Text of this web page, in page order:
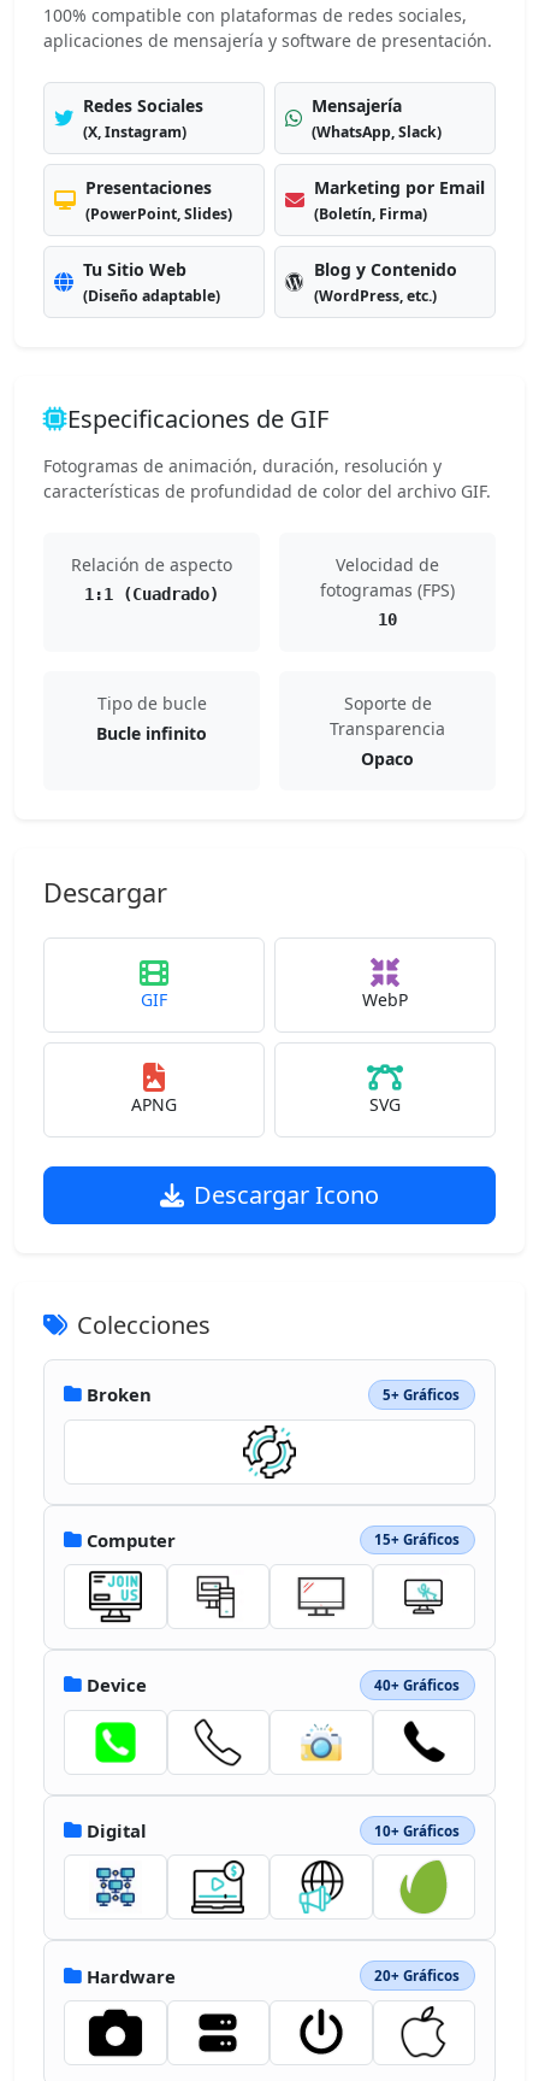
100% compatible con plataformas de redes sociales,
aplicaciones de mensajería y software de presentación.
Redes Sociales
(X, Instagram)
Mensajería
(WhatsApp, Slack)
Presentaciones
(PowerPoint, Slides)
Marketing por Email
(Boletín, Firma)
Tu Sitio Web
(Diseño adaptable)
Blog y Contenido
(WordPress, etc.)
Especificaciones de GIF
Fotogramas de animación, duración, resolución y
características de profundidad de color del archivo GIF.
Relación de aspecto
1:1 (Cuadrado)
Velocidad de
fotogramas (FPS)
10
Tipo de bucle
Bucle infinito
Soporte de
Transparencia
Opaco
Descargar
GIF WebP
APNG SVG
Descargar Icono
Colecciones
Broken 5+ Gráficos
Computer 15+ Gráficos
Device 40+ Gráficos
Digital 10+ Gráficos
Hardware 20+ Gráficos